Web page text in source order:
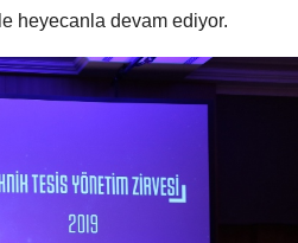
heyecanla devam ediyor.